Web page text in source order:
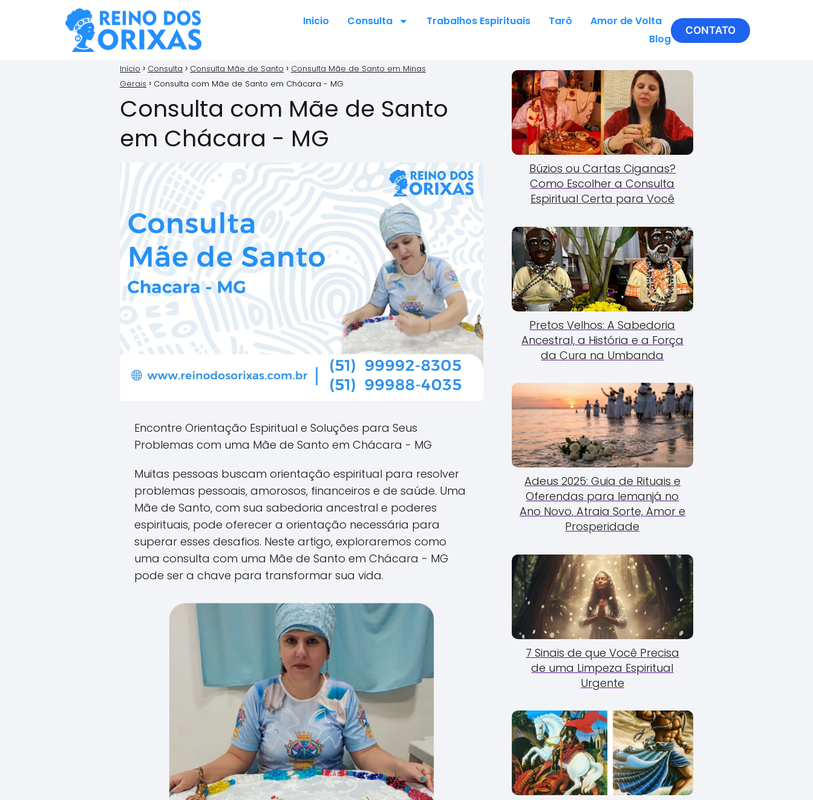
Inicio Consulta Trabalhos Espirituais Tarô
Amor de Volta
Blog
CONTATO
Início Consulta Consulta Mãe de Santo
Consulta Mãe de Santo em Minas
Gerais
Consulta com Mãe de Santo em Chácara - MG
Consulta com Mãe de Santo
em Chácara - MG
Encontre Orientação Espiritual e Soluções para Seus
Problemas com uma Mãe de Santo em Chácara - MG
Muitas pessoas buscam orientação espiritual para resolver
problemas pessoais, amorosos, financeiros e de saúde. Uma
Mãe de Santo, com sua sabedoria ancestral e poderes
espirituais, pode oferecer a orientação necessária para
superar esses desafios. Neste artigo, exploraremos como
uma consulta com uma Mãe de Santo em Chácara - MG
pode ser a chave para transformar sua vida.
Búzios ou Cartas Ciganas?
Como Escolher a Consulta
Espiritual Certa para Você
Pretos Velhos: A Sabedoria
Ancestral, a História e a Força
da Cura na Umbanda
Adeus 2025: Guia de Rituais e
Oferendas para Iemanjá no
Ano Novo. Atraia Sorte, Amor e
Prosperidade
7 Sinais de que Você Precisa
de uma Limpeza Espiritual
Urgente